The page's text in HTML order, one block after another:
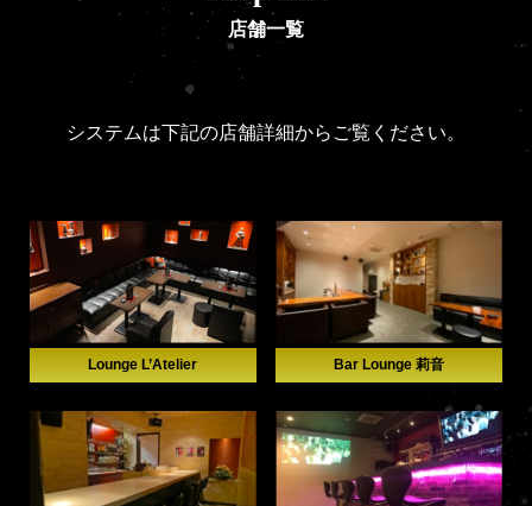
店舗一覧
システムは下記の店舗詳細からご覧ください。
Lounge L’Atelier Bar Lounge 莉音